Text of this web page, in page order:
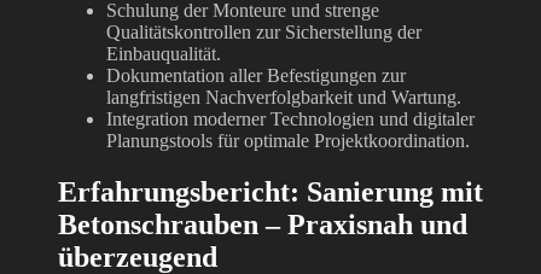
Schulung der Monteure und strenge
Qualitätskontrollen zur Sicherstellung der
Einbauqualität.
Dokumentation aller Befestigungen zur
langfristigen Nachverfolgbarkeit und Wartung.
Integration moderner Technologien und digitaler
Planungstools für optimale Projektkoordination.
Erfahrungsbericht: Sanierung mit
Betonschrauben – Praxisnah und
überzeugend